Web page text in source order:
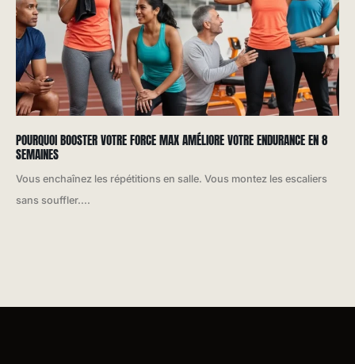
POURQUOI BOOSTER VOTRE FORCE MAX AMÉLIORE VOTRE ENDURANCE EN 8
SEMAINES
Vous enchaînez les répétitions en salle. Vous montez les escaliers
sans souffler....